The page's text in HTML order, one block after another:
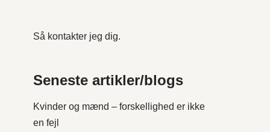
Så kontakter jeg dig.
Seneste artikler/blogs
Kvinder og mænd – forskellighed er ikke
en fejl